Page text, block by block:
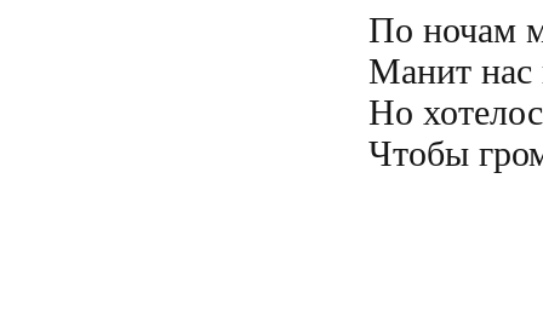
По ночам
Манит нас
Но
Чтобы